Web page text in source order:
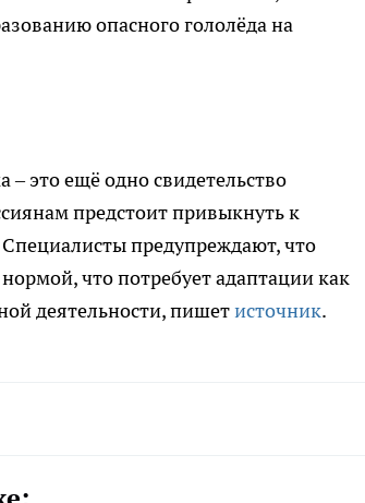
опасного гололёда на
это ещё одно свидетельство
предстоит привыкнуть к
предупреждают, что
что потребует адаптации как
деятельности, пишетисточник.